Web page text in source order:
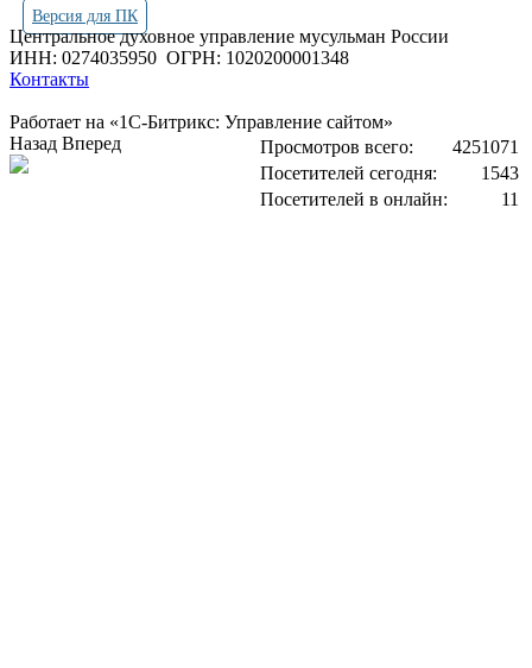
Версия для ПК
Центральное духовное управление мусульман России
ИНН: 0274035950 ОГРН: 1020200001348
Контакты
Работает на «1С-Битрикс: Управление сайтом»
Просмотров всего:
4251071
Посетителей сегодня:
1543
Посетителей в онлайн:
11
Назад Вперед